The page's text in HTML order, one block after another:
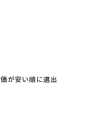
が安い順に選出